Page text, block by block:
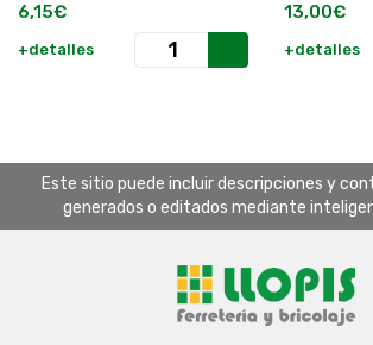
6,15€
+detalles
13,00€
+detalles
Este sitio puede incluir descripciones y
generados o editados mediante